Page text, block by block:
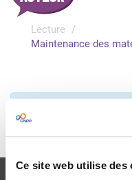
Ce site web utilise des
Lecture
Maintenance des
Veuillez vous